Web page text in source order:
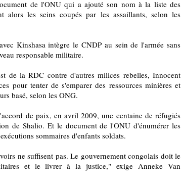
de l'ONU qui a ajouté son nom à la liste des
alors les seins coupés par les assaillants, selon les
Kinshasa intègre le CNDP au sein de l'armée sans
responsable militaire.
de la RDC contre d'autres milices rebelles, Innocent
pour tenter de s'emparer des ressources minières et
basé, selon les ONG.
de paix, en avril 2009, une centaine de réfugiés
de Shalio. Et le document de l'ONU d'énumérer les
sommaires d'enfants soldats.
ne suffisent pas. Le gouvernement congolais doit le
et le livrer à la justice," exige Anneke Van